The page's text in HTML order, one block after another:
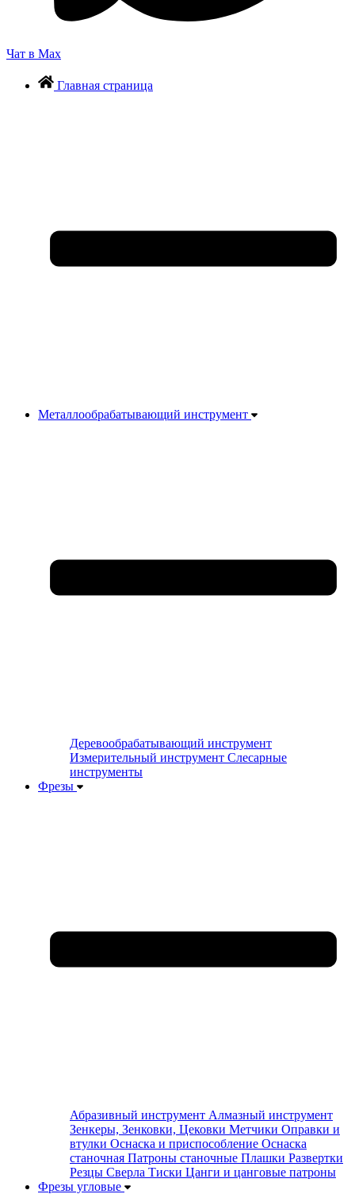
Чат в Max
Главная страница
Металлообрабатывающий инструмент
Деревообрабатывающий инструмент
Измерительный инструмент Слесарные
инструменты
Фрезы
Абразивный инструмент Алмазный инструмент
Зенкеры, Зенковки, Цековки Метчики Оправки и
втулки Оснаска и приспособление Оснаска
станочная Патроны станочные Плашки Развертки
Резцы Сверла Тиски Цанги и цанговые патроны
Фрезы угловые